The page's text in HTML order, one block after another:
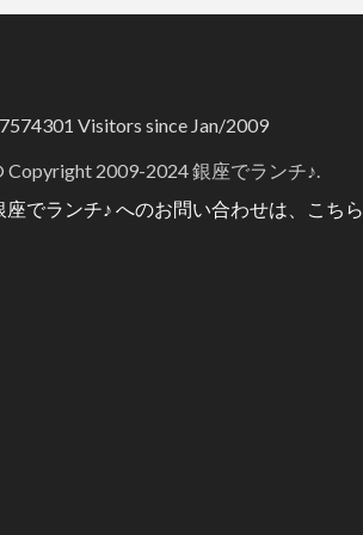
Visitors since Jan/2009
Copyright 2009-2024 銀座でランチ♪.
座でランチ♪ へのお問い合わせは、こちら